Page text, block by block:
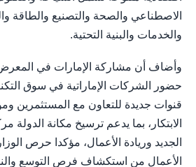
الاصطناعي والصحة والتصنيع والطاقة
والخدمات والبنية التحتية.
وأضاف أن مشاركة الإمارات في
حضور الشركات الإماراتية في سوق
قنوات جديدة للتعاون مع المستثمرين
الابتكار، بما يدعم ترسيخ مكانة الدولة
الجديد وريادة الأعمال، مؤكدا حرص
الأعمال من استكشاف فرص التوسع